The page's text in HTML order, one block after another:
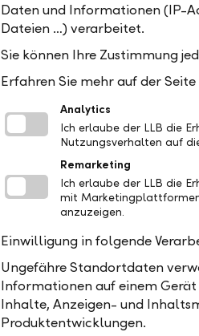
Strategien über ein
Vertrieb in der EU. Er
Anleger ein
Awards für 2017 und
unterstreichen.
Bernhard Schmitt, Leiter
Management AG
Asset Management
Daten und Informationen (IP-
Dateien …) verarbeitet.
Sie können Ihre Zustimmung
Erfahren Sie mehr auf der Seite
Analytics
Ich erlaube der LLB die
Nutzungsverhalten auf
Remarketing
Ich erlaube der LLB die
mit
anzuzeigen.
Einwilligung in folgende
Ungefähre Standortdaten
Informationen auf einem
Inhalte, Anzeigen- und
Produktentwicklungen.